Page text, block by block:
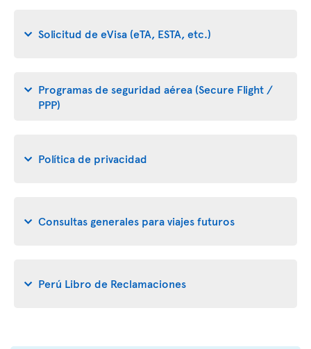
Solicitud de eVisa (eTA, ESTA, etc.)
Programas de seguridad aérea (Secure Flight /
PPP)
Política de privacidad
Consultas generales para viajes futuros
Perú Libro de Reclamaciones